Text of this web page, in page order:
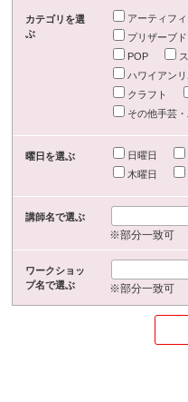
カテゴリを選
ぶ
アーティフ
プリザーブ
POP
ハワイアン
クラフト
その他手芸
曜日を選ぶ 日曜日
木曜日
講師名で選ぶ
※部分一致可
ワークショッ
プ名で選ぶ
※部分一致可